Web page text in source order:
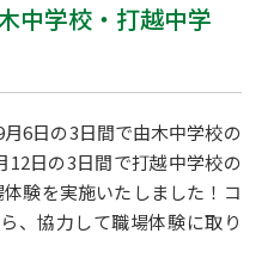
中学校・打越中学
6日の3日間で由木中学校の
12日の3日間で打越中学校の
験を実施いたしました！コ
、協力して職場体験に取り